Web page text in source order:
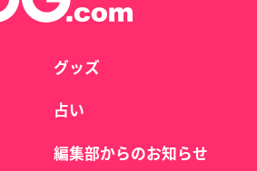
グッズ
占い
編集部からのお知らせ